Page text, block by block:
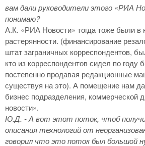
вам дали руководители этого «РИА
понимаю?
А.К. «РИА Новости» тогда тоже были в
растерянности. (финансирование
штат заграничных корреспондентов,
кто из корреспондентов сидел по году
постепенно продавая редакционные
существуя на это). А помещение нам
бизнес подразделения, коммерческой
новости».
Ю.Д. - А вот этот поток, чтоб
описания технологий от
говорил что это поток был большой